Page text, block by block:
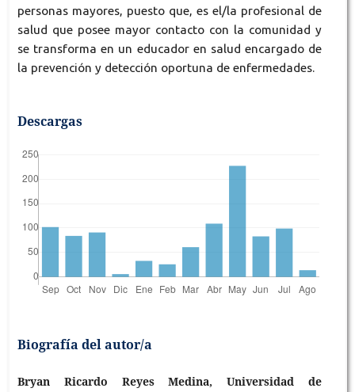
personas mayores, puesto que, es el/la profesional de
salud que posee mayor contacto con la comunidad y
se transforma en un educador en salud encargado de
la prevención y detección oportuna de enfermedades.
Descargas
Biografía del autor/a
Bryan Ricardo Reyes Medina, Universidad de